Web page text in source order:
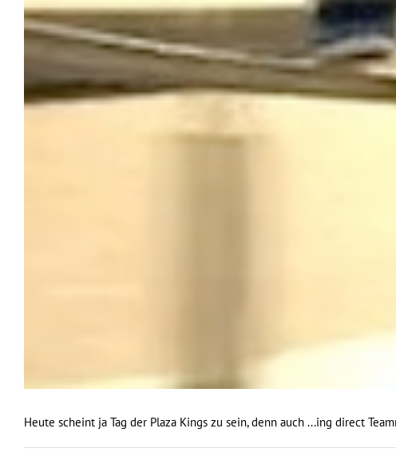
Heute scheint ja Tag der Plaza Kings zu sein, denn auch ...ing direct